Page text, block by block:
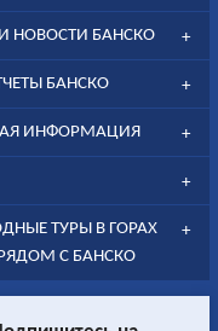
НОВОСТИ БАНСКО
БАНСКО
ИНФОРМАЦИЯ
ТУРЫ В ГОРАХ
С БАНСКО